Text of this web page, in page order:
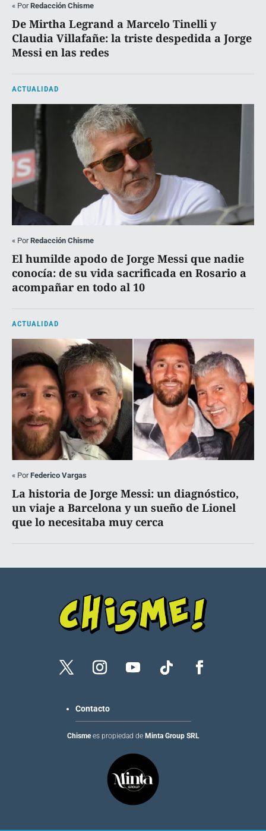
« PorRedacción Chisme
De Mirtha Legrand a Marcelo Tinelli y
Claudia Villafañe: la triste despedida a Jorge
Messi en las redes
ACTUALIDAD
« PorRedacción Chisme
El humilde apodo de Jorge Messi que nadie
conocía: de su vida sacrificada en Rosario a
acompañar en todo al 10
ACTUALIDAD
« PorFederico Vargas
La historia de Jorge Messi: un diagnóstico,
un viaje a Barcelona y un sueño de Lionel
que lo necesitaba muy cerca
Contacto
Chismees propiedad de Minta Group SRL